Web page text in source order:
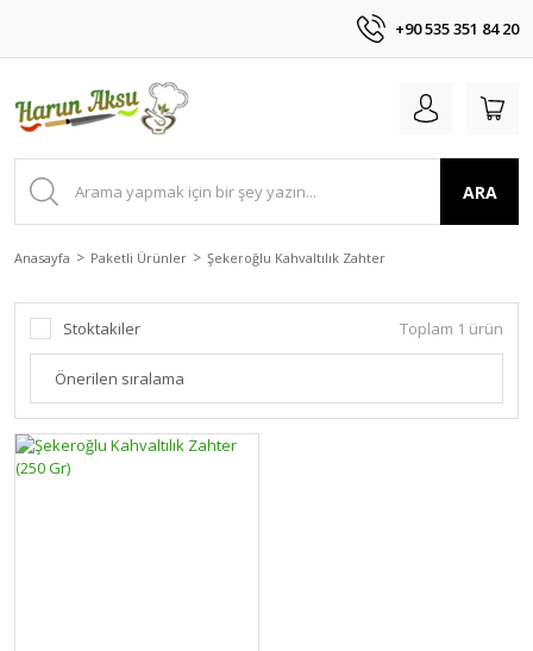
+90 535 351 84 20
ARA
Anasayfa Paketli Ürünler Şekeroğlu Kahvaltılık Zahter
Stoktakiler Toplam 1 ürün